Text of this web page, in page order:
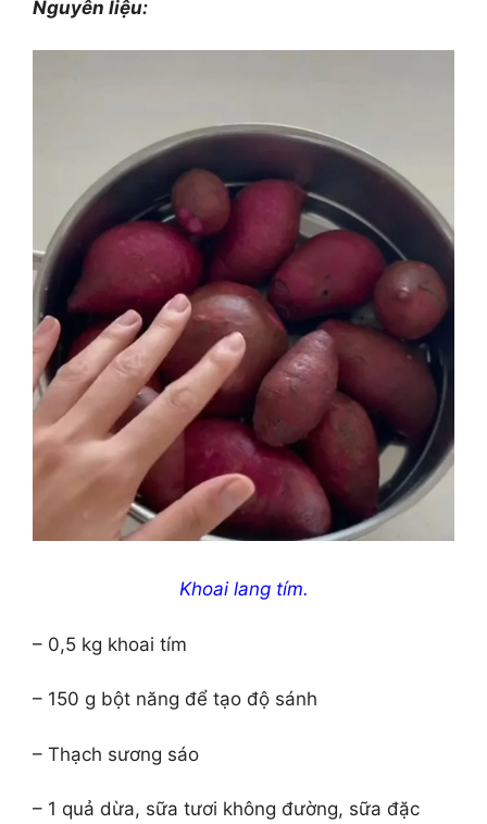
Nguyên liệu:
Khoai lang tím.
– 0,5 kg khoai tím
– 150 g bột năng để tạo độ sánh
– Thạch sương sáo
– 1 quả dừa, sữa tươi không đường, sữa đặc